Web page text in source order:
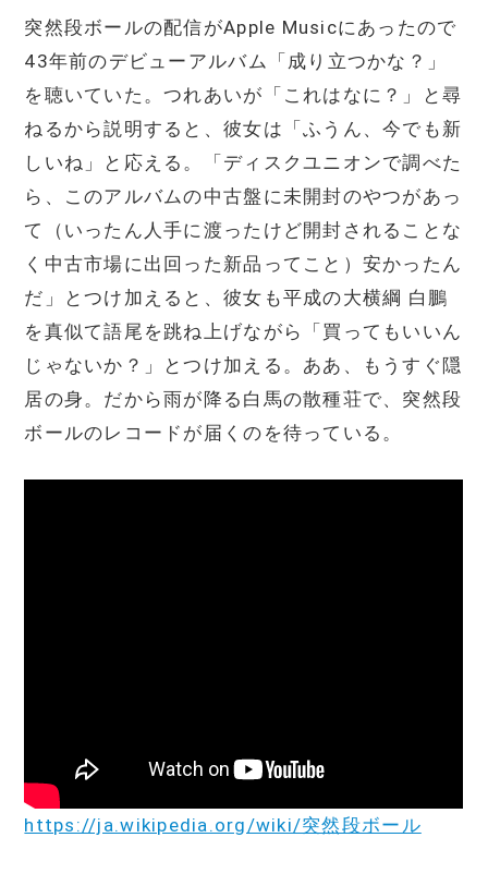
突然段ボールの配信がApple Musicにあったので
43年前のデビューアルバム「成り立つかな？」
を聴いていた。つれあいが「これはなに？」と尋
ねるから説明すると、彼女は「ふうん、今でも新
しいね」と応える。「ディスクユニオンで調べた
ら、このアルバムの中古盤に未開封のやつがあっ
て（いったん人手に渡ったけど開封されることな
く中古市場に出回った新品ってこと）安かったん
だ」とつけ加えると、彼女も平成の大横綱 白鵬
を真似て語尾を跳ね上げながら「買ってもいいん
じゃないか？」とつけ加える。ああ、もうすぐ隠
居の身。だから雨が降る白馬の散種荘で、突然段
ボールのレコードが届くのを待っている。
https://ja.wikipedia.org/wiki/突然段ボール